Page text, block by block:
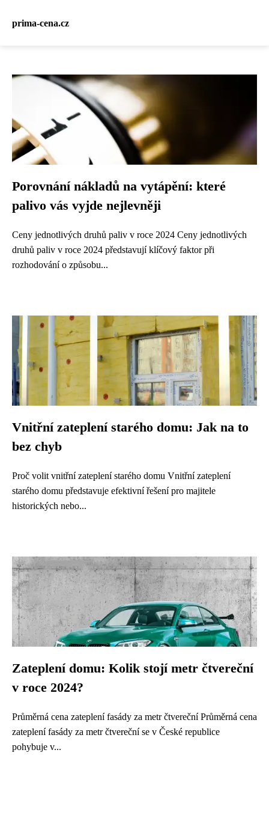
prima-cena.cz
Porovnání nákladů na vytápění: které
palivo vás vyjde nejlevněji
Ceny jednotlivých druhů paliv v roce 2024 Ceny jednotlivých
druhů paliv v roce 2024 představují klíčový faktor při
rozhodování o způsobu...
Vnitřní zateplení starého domu: Jak na to
bez chyb
Proč volit vnitřní zateplení starého domu Vnitřní zateplení
starého domu představuje efektivní řešení pro majitele
historických nebo...
Zateplení domu: Kolik stojí metr čtvereční
v roce 2024?
Průměrná cena zateplení fasády za metr čtvereční Průměrná cena
zateplení fasády za metr čtvereční se v České republice
pohybuje v...